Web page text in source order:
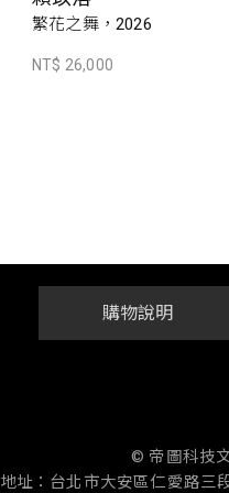
繁花之舞，2026
NT$ 26,000
購物說明
© 帝圖科技
地址：台北市大安區仁愛路三